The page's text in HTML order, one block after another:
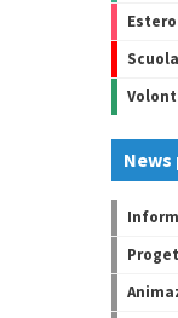
Estero
Scuola
News